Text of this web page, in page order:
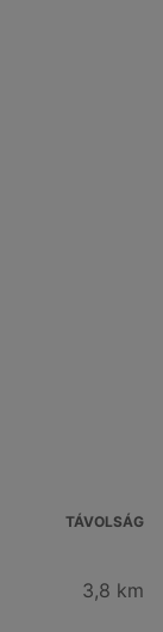
TÁVOLSÁG
3,8 km